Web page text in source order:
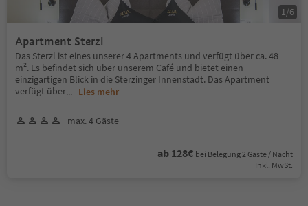
Apartment Sterzl
Das Sterzl ist eines unserer 4 Apartments und verfügt über ca. 48
m². Es befindet sich über unserem Café und bietet einen
einzigartigen Blick in die Sterzinger Innenstadt. Das Apartment
verfügt über... Lies mehr
max. 4 Gäste
ab 128€ bei Belegung 2 Gäste / Nacht
Inkl. MwSt.
1 /6